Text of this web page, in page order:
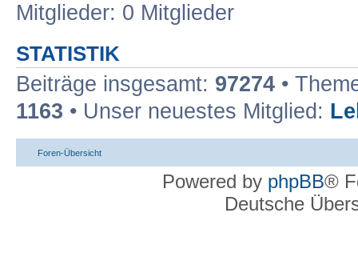
Mitglieder: 0 Mitglieder
STATISTIK
Beiträge insgesamt: 97274 •
1163 • Unser neuestes Mitglied:
Foren-Übersicht
Powered by phpBB®
Deutsche